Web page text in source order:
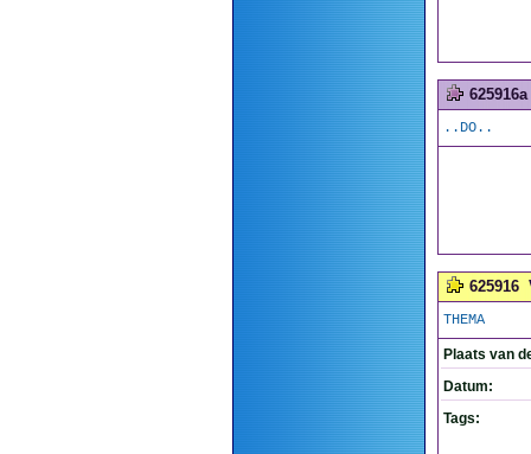
625916a
..DO..
625916
THEMA
Plaats van
Datum:
Tags: